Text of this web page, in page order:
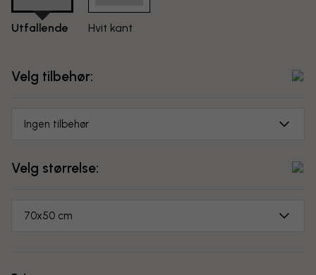
Utfallende Hvit kant
Velg tilbehør:
Ingen tilbehør
Velg størrelse:
70x50 cm